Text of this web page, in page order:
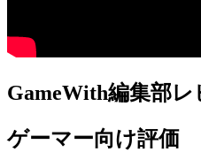
GameWith編集部レ
ゲーマー向け評価